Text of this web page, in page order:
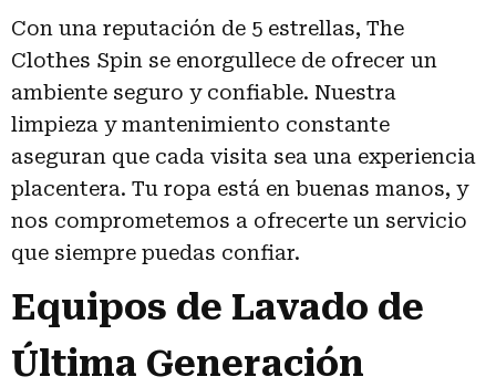
Con una reputación de 5 estrellas, The
Clothes Spin se enorgullece de ofrecer un
ambiente seguro y confiable. Nuestra
limpieza y mantenimiento constante
aseguran que cada visita sea una experiencia
placentera. Tu ropa está en buenas manos, y
nos comprometemos a ofrecerte un servicio
que siempre puedas confiar.
Equipos de Lavado de
Última Generación